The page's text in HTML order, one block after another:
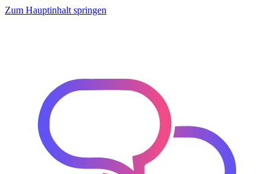
Zum Hauptinhalt springen